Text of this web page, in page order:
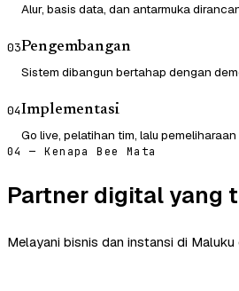
Alur, basis data, dan antarmuka
03Pengembangan
Sistem dibangun bertahap dengan
04Implementasi
Go live, pelatihan tim, lalu
04 — Kenapa Bee Mata
Partner digital yang
Melayani bisnis dan instansi di Maluku